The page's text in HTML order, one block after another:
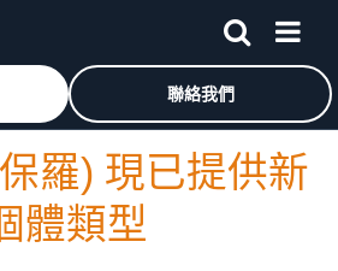
回 Amazon Web Services 首頁
聯絡我們
羅) 現已提供新
體類型